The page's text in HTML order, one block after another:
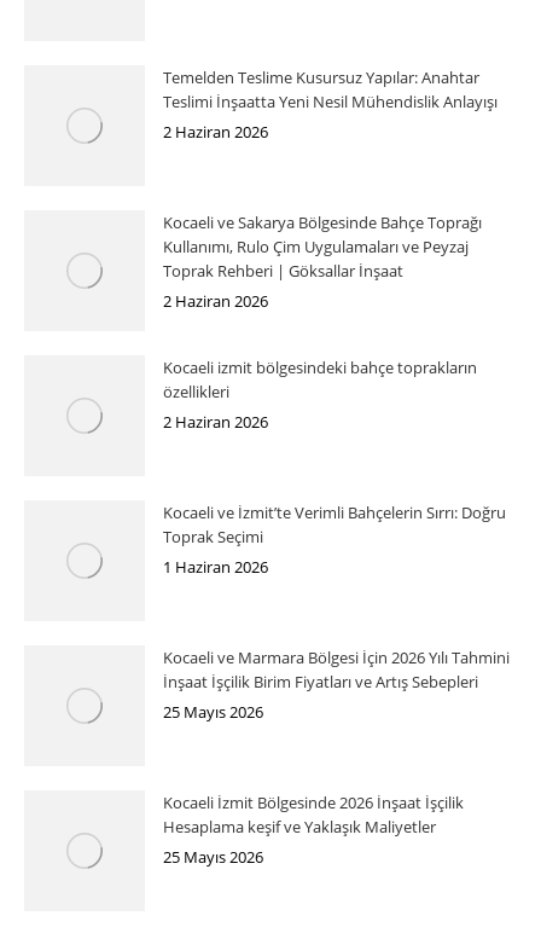
Temelden Teslime Kusursuz Yapılar: Anahtar
Teslimi İnşaatta Yeni Nesil Mühendislik Anlayışı
2 Haziran 2026
Kocaeli ve Sakarya Bölgesinde Bahçe Toprağı
Kullanımı, Rulo Çim Uygulamaları ve Peyzaj
Toprak Rehberi | Göksallar İnşaat
2 Haziran 2026
Kocaeli izmit bölgesindeki bahçe toprakların
özellikleri
2 Haziran 2026
Kocaeli ve İzmit’te Verimli Bahçelerin Sırrı: Doğru
Toprak Seçimi
1 Haziran 2026
Kocaeli ve Marmara Bölgesi İçin 2026 Yılı Tahmini
İnşaat İşçilik Birim Fiyatları ve Artış Sebepleri
25 Mayıs 2026
Kocaeli İzmit Bölgesinde 2026 İnşaat İşçilik
Hesaplama keşif ve Yaklaşık Maliyetler
25 Mayıs 2026